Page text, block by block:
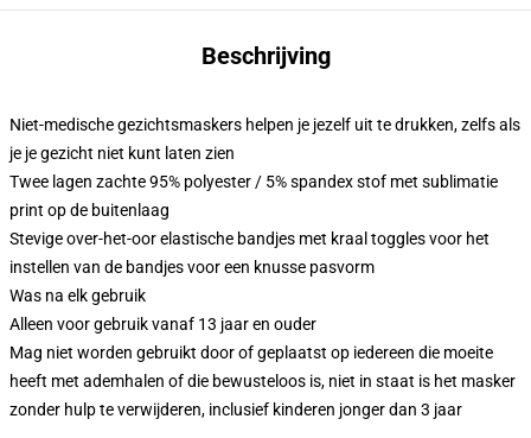
Beschrijving
Niet-medische gezichtsmaskers helpen je jezelf uit te drukken, zelfs als
je je gezicht niet kunt laten zien
Twee lagen zachte 95% polyester / 5% spandex stof met sublimatie
print op de buitenlaag
Stevige over-het-oor elastische bandjes met kraal toggles voor het
instellen van de bandjes voor een knusse pasvorm
Was na elk gebruik
Alleen voor gebruik vanaf 13 jaar en ouder
Mag niet worden gebruikt door of geplaatst op iedereen die moeite
heeft met ademhalen of die bewusteloos is, niet in staat is het masker
zonder hulp te verwijderen, inclusief kinderen jonger dan 3 jaar